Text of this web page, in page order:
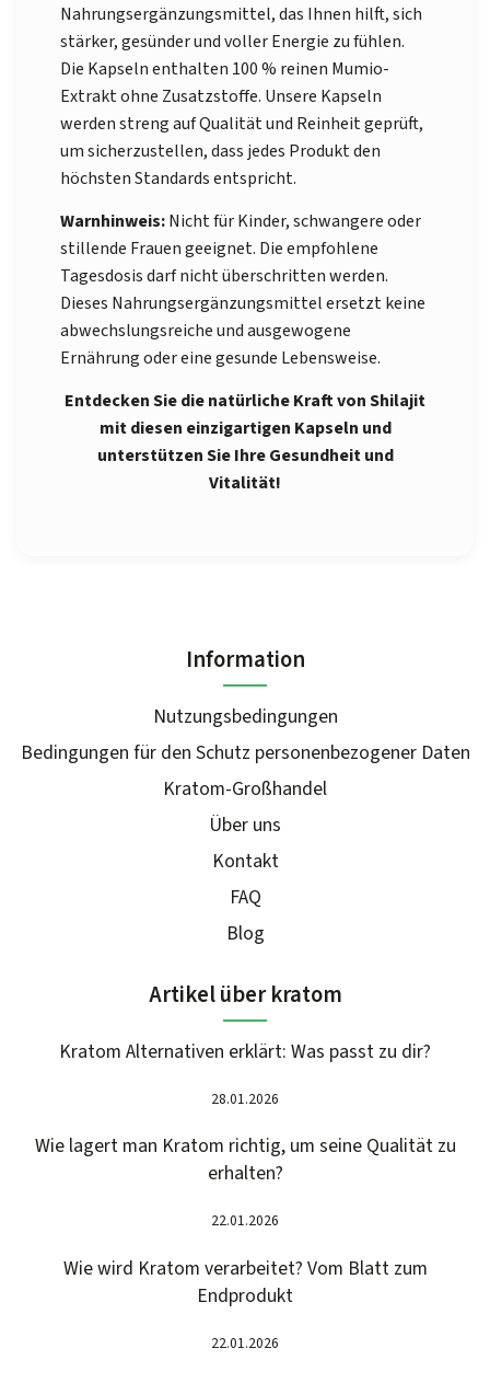
Nahrungsergänzungsmittel, das Ihnen hilft, sich
stärker, gesünder und voller Energie zu fühlen.
Die Kapseln enthalten 100 % reinen Mumio-
Extrakt ohne Zusatzstoffe. Unsere Kapseln
werden streng auf Qualität und Reinheit geprüft,
um sicherzustellen, dass jedes Produkt den
höchsten Standards entspricht.
Warnhinweis:Nicht für Kinder, schwangere oder
stillende Frauen geeignet. Die empfohlene
Tagesdosis darf nicht überschritten werden.
Dieses Nahrungsergänzungsmittel ersetzt keine
abwechslungsreiche und ausgewogene
Ernährung oder eine gesunde Lebensweise.
Entdecken Sie die natürliche Kraft von Shilajit
mit diesen einzigartigen Kapseln und
unterstützen Sie Ihre Gesundheit und
Vitalität!
Information
Nutzungsbedingungen
Bedingungen für den Schutz personenbezogener Daten
Kratom-Großhandel
Über uns
Kontakt
FAQ
Blog
Artikel über kratom
Kratom Alternativen erklärt: Was passt zu dir?
28.01.2026
Wie lagert man Kratom richtig, um seine Qualität zu
erhalten?
22.01.2026
Wie wird Kratom verarbeitet? Vom Blatt zum
Endprodukt
22.01.2026